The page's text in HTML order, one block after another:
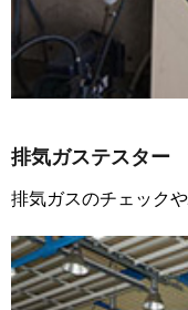
排気ガステスター
排気ガスのチェック